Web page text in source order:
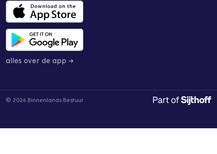
alles over de app →
© 2026 Binnenlands Bestuur